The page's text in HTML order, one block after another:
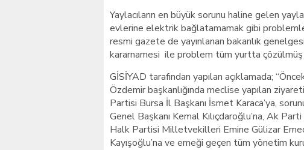
Yaylacıların en büyük sorunu haline gelen
evlerine elektrik bağlatamamak gibi
resmi gazete de yayınlanan bakanlık
kararnamesi ile problem tüm yurtta
GİSİYAD tarafından yapılan açıklamada;
Özdemir başkanlığında meclise yapılan
Partisi Bursa İl Başkanı İsmet Karaca’ya,
Genel Başkanı Kemal Kılıçdaroğlu’na, Ak
Halk Partisi Milletvekilleri Emine Gülizar
Kayışoğlu’na ve emeği geçen tüm yönetim